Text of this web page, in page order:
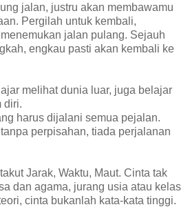
jalan, justru akan membawamu
Pergilah untuk kembali,
jalan pulang. Sejauh
engkau pasti akan kembali ke
melihat dunia luar, juga belajar
diri.
harus dijalani semua pejalan.
perpisahan, tiada perjalanan
Jarak, Waktu, Maut. Cinta tak
dan agama, jurang usia atau kelas
cinta bukanlah kata-kata tinggi.